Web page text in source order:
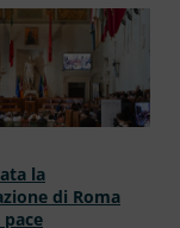
la
di Roma